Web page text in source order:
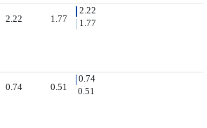
2.22 1.77
2.22
1.77
0.74 0.51
0.74
0.51